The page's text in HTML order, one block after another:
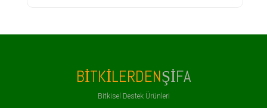
BITKILERDENŞIFA
Bitkisel Destek Ürünleri